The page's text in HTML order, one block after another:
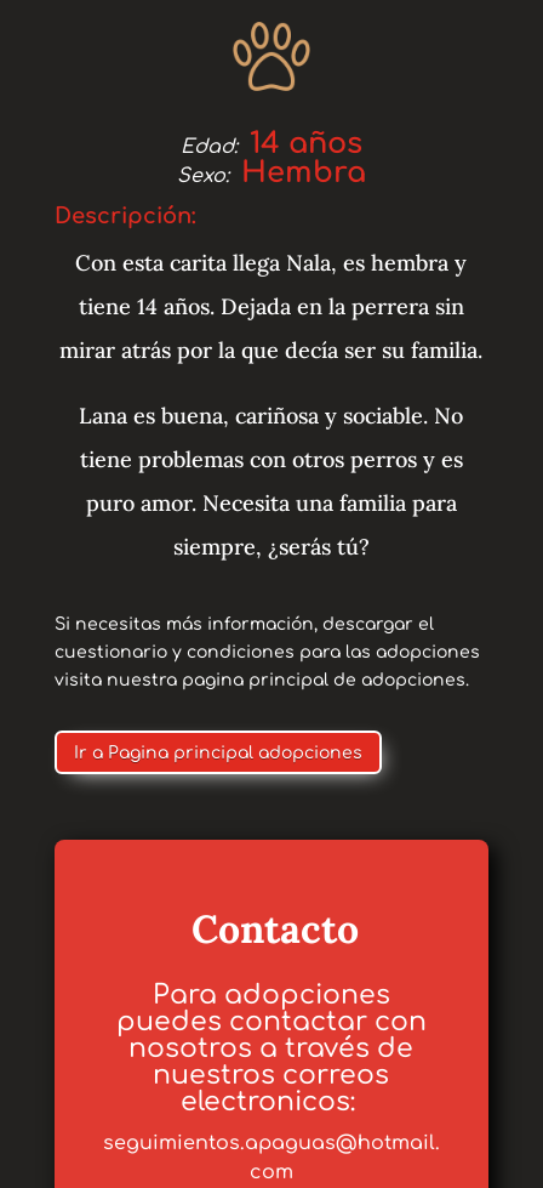
Edad: 14 años
Sexo: Hembra
Descripción:
Con esta carita llega Nala, es hembra y
tiene 14 años. Dejada en la perrera sin
mirar atrás por la que decía ser su familia.
Lana es buena, cariñosa y sociable. No
tiene problemas con otros perros y es
puro amor. Necesita una familia para
siempre, ¿serás tú?
Si necesitas más información, descargar el
cuestionario y condiciones para las adopciones
visita nuestra pagina principal de adopciones.
Ir a Pagina principal adopciones
Contacto
Para adopciones
puedes contactar con
nosotros a través de
nuestros correos
electronicos:
seguimientos.apaguas@hotmail.
com